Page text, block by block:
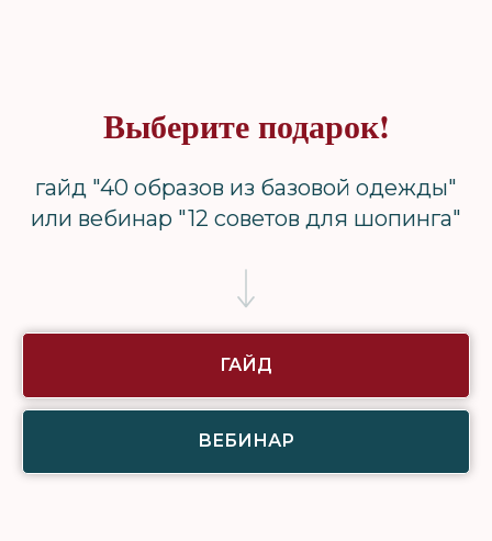
Выберите подарок!
гайд "40 образов из базовой одежды"
или вебинар "12 советов для шопинга"
ГАЙД
ВЕБИНАР